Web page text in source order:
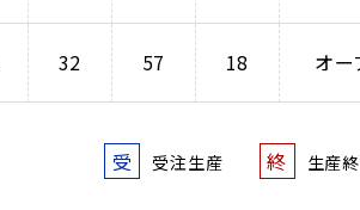
32 57 18 オー
受 受注生産 終 生産